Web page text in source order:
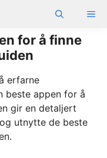
for å finne
erfarne
beste appen for å
gir en detaljert
utnytte de beste